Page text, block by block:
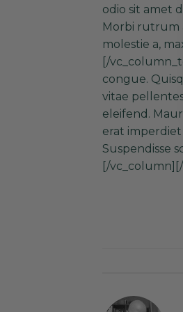
odio sit amet
Morbi rutrum
molestie a,
[/
congue.
vitae
eleifend.
erat
Suspendisse
[/